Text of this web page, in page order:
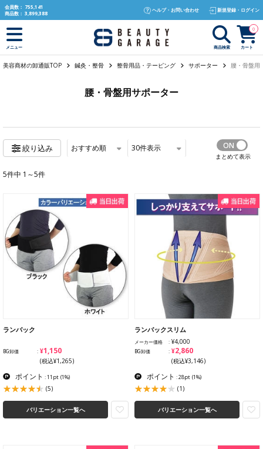
text.skipToContent
text.skipToNavigation
会員数： 755,141
商品数： 3,899,388
ヘルプ・お問い合わせ 新規登録・ログイン
メニュー 商品検索 カート
0
美容商材の卸通販TOP 鍼灸・整骨 整骨用品・テーピング サポーター 腰・骨盤用
腰・骨盤用サポーター
絞り込み おすすめ順 30件表示
まとめて表示
5件中 1～5件
ランバック
BG卸価 ¥1,150
(税込¥1,265)
ポイント : 11pt (1%)
(5)
バリエーション一覧へ
ランバックスリム
メーカー価格 ¥4,000
BG卸価 ¥2,860
(税込¥3,146)
ポイント : 28pt (1%)
(1)
バリエーション一覧へ